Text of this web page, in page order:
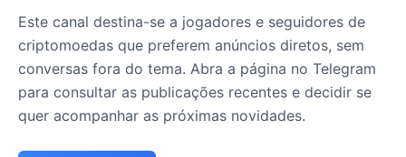
Este canal destina-se a jogadores e seguidores de
criptomoedas que preferem anúncios diretos, sem
conversas fora do tema. Abra a página no Telegram
para consultar as publicações recentes e decidir se
quer acompanhar as próximas novidades.